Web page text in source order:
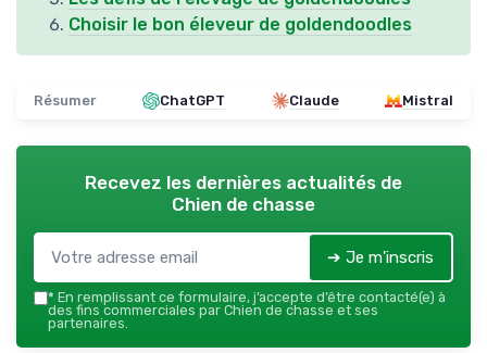
Choisir le bon éleveur de goldendoodles
Résumer ChatGPT Claude Mistral
Recevez les dernières actualités de
Chien de chasse
➔ Je m'inscris
* En remplissant ce formulaire, j’accepte d’être contacté(e) à
des fins commerciales par Chien de chasse et ses
partenaires.